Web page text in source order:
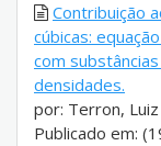
Contribuição
cúbicas:
com
densidades.
por: Terron,
Publicado em: